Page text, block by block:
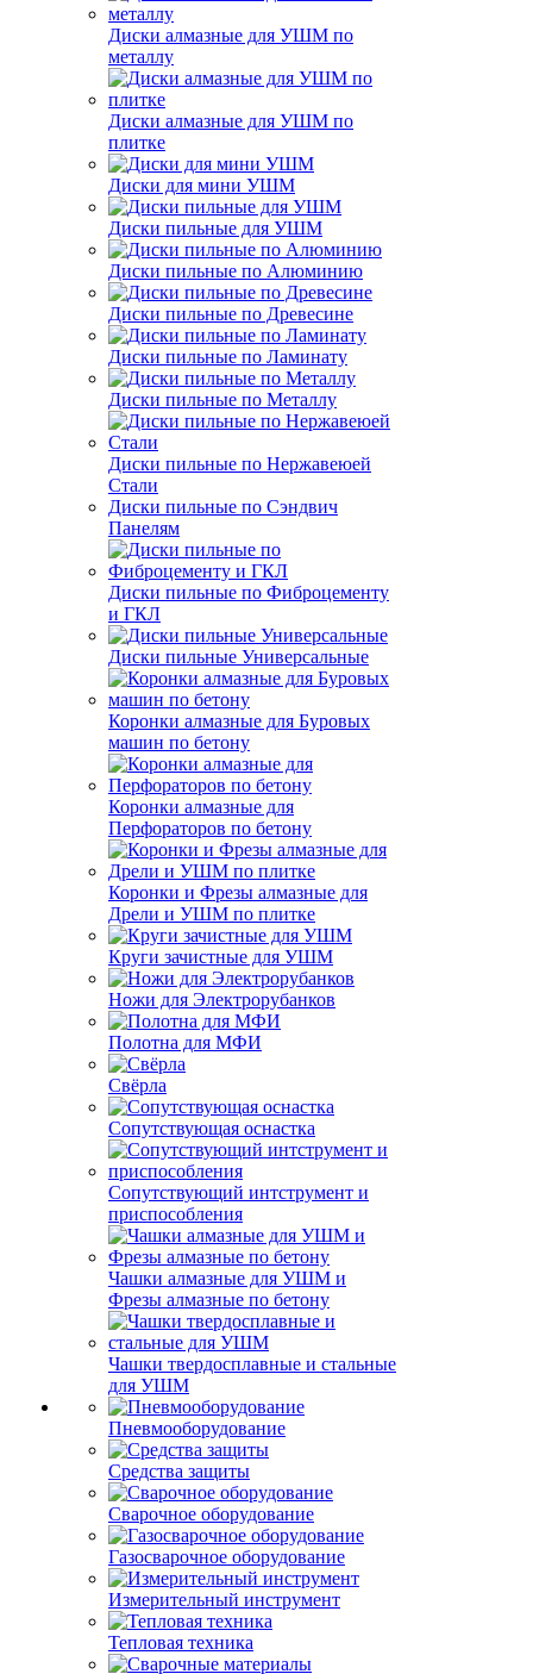
Диски алмазные для УШМ по
металлу
Диски алмазные для УШМ по
плитке
Диски для мини УШМ
Диски пильные для УШМ
Диски пильные по Алюминию
Диски пильные по Древесине
Диски пильные по Ламинату
Диски пильные по Металлу
Диски пильные по Нержавеюей
Стали
Диски пильные по Сэндвич
Панелям
Диски пильные по Фиброцементу
и ГКЛ
Диски пильные Универсальные
Коронки алмазные для Буровых
машин по бетону
Коронки алмазные для
Перфораторов по бетону
Коронки и Фрезы алмазные для
Дрели и УШМ по плитке
Круги зачистные для УШМ
Ножи для Электрорубанков
Полотна для МФИ
Свёрла
Сопутствующая оснастка
Сопутствующий интструмент и
приспособления
Чашки алмазные для УШМ и
Фрезы алмазные по бетону
Чашки твердосплавные и стальные
для УШМ
Пневмооборудование
Средства защиты
Сварочное оборудование
Газосварочное оборудование
Измерительный инструмент
Тепловая техника